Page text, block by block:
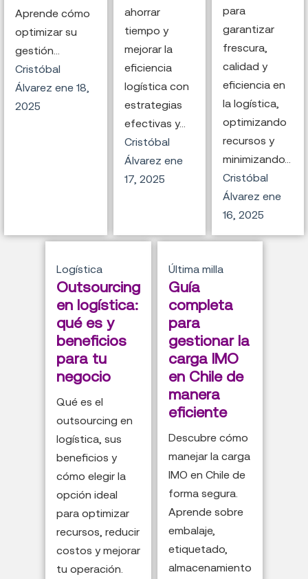
Aprende cómo
optimizar su
gestión...
Cristóbal
Álvarez ene 18,
2025
ahorrar
tiempo y
mejorar la
eficiencia
logística con
estrategias
efectivas y...
Cristóbal
Álvarez ene
17, 2025
para
garantizar
frescura,
calidad y
eficiencia en
la logística,
optimizando
recursos y
minimizando...
Cristóbal
Álvarez ene
16, 2025
Logística
Outsourcing
en logística:
qué es y
beneficios
para tu
negocio
Qué es el
outsourcing en
logística, sus
beneficios y
cómo elegir la
opción ideal
para optimizar
recursos, reducir
costos y mejorar
tu operación.
Última milla
Guía
completa
para
gestionar la
carga IMO
en Chile de
manera
eficiente
Descubre cómo
manejar la carga
IMO en Chile de
forma segura.
Aprende sobre
embalaje,
etiquetado,
almacenamiento